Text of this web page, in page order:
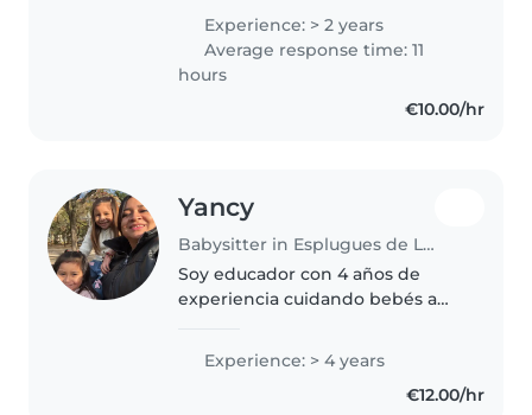
en una escuela infantil. Soy una
persona súper cariñosa, alegre y
me encantan los peques!
Experience: > 2 years
Average response time: 11
hours
€10.00/hr
Yancy
Babysitter in Esplugues de Llobregat
Soy educador con 4 años de
experiencia cuidando bebés a
manualidades. Disponible con
flexibilidad para realizar tareas
Experience: > 4 years
€12.00/hr